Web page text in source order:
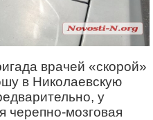
врачей «скорой»
в Николаевскую
у
черепно-мозговая